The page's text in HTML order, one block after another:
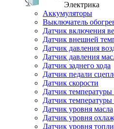
Электрика
Аккумуляторы
Выключатель
Датчик включения
Датчик внешней
Датчик давления
Датчик давления
Датчик заднего хода
Датчик педали
Датчик скорости
Датчик
Датчик температуры
Датчик уровня масла
Датчик уровня
Датчик уровня